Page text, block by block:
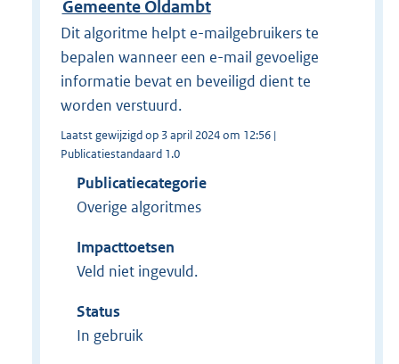
Gemeente Oldambt
Dit algoritme helpt e-mailgebruikers te
bepalen wanneer een e-mail gevoelige
informatie bevat en beveiligd dient te
worden verstuurd.
Laatst gewijzigd op 3 april 2024 om 12:56 |
Publicatiestandaard 1.0
Publicatiecategorie
Overige algoritmes
Impacttoetsen
Veld niet ingevuld.
Status
In gebruik